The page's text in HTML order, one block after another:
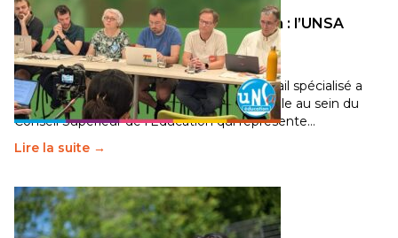
Transition écologique de l’éducation : l’UNSA
Éducation fait bouger les lignes
30 juin 2026-National
Pendant plusieurs mois, un groupe de travail spécialisé a
travaillé sur la transition écologique de l’Ecole au sein du
Conseil Supérieur de l’Éducation qui représente…
Lire la suite →